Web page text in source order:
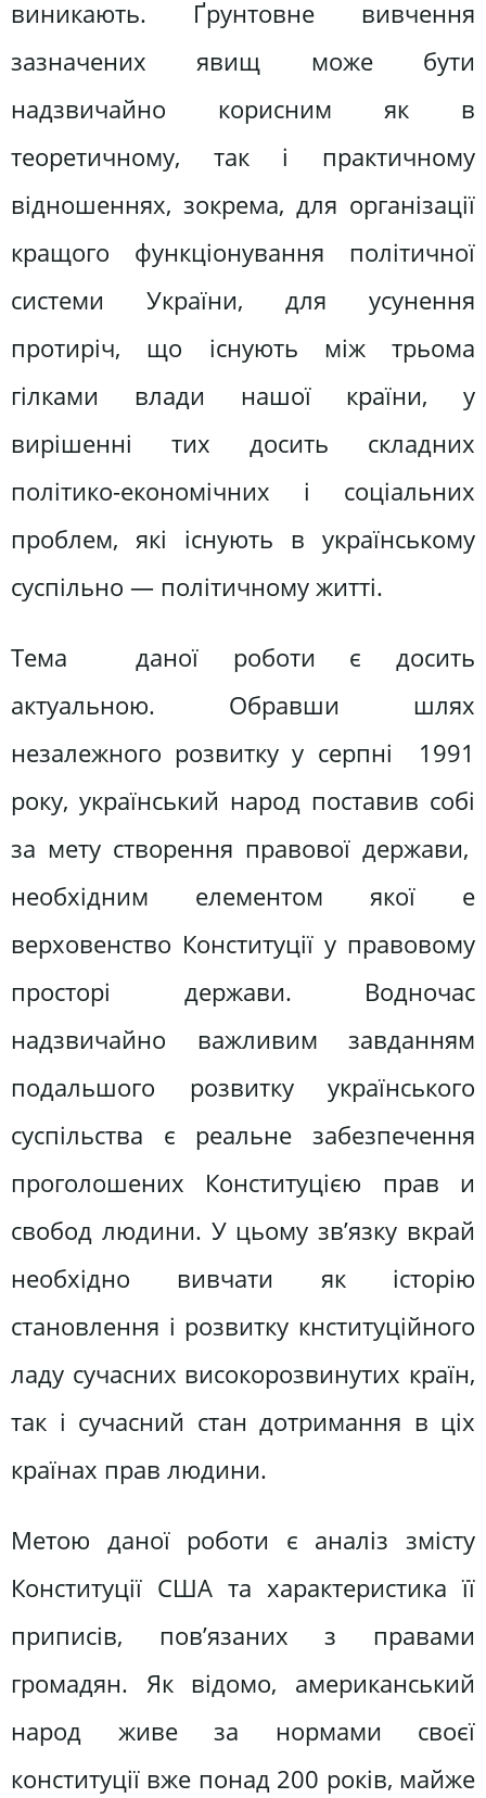
виникають. Ґрунтовне вивчення
зазначених явищ може бути
надзвичайно корисним як в
теоретичному, так і практичному
відношеннях, зокрема, для організації
кращого функціонування політичної
системи України, для усунення
протиріч, що існують між трьома
гілками влади нашої країни, у
вирішенні тих досить складних
політико-економічних і соціальних
проблем, які існують в українському
суспільно — політичному житті.
Тема даної роботи є досить
актуальною. Обравши шлях
незалежного розвитку у серпні 1991
року, український народ поставив собі
за мету створення правової держави,
необхідним елементом якої е
верховенство Конституції у правовому
просторі держави. Водночас
надзвичайно важливим завданням
подальшого розвитку українського
суспільства є реальне забезпечення
проголошених Конституцією прав и
свобод людини. У цьому зв’язку вкрай
необхідно вивчати як історію
становлення і розвитку кнституційного
ладу сучасних високорозвинутих країн,
так і сучасний стан дотримання в ціх
країнах прав людини.
Метою даної роботи є аналіз змісту
Конституції США та характеристика її
приписів, пов’язаних з правами
громадян. Як відомо, американський
народ живе за нормами своєї
конституції вже понад 200 років, майже